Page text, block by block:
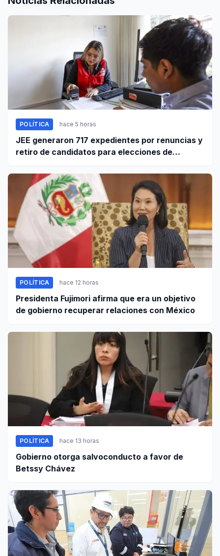
POLÍTICA hace 5 horas
JEE generaron 717 expedientes por renuncias y
retiro de candidatos para elecciones de
POLÍTICA hace 12 horas
Presidenta Fujimori afirma que era un objetivo
de gobierno recuperar relaciones con México
POLÍTICA hace 13 horas
Gobierno otorga salvoconducto a favor de
Betssy Chávez